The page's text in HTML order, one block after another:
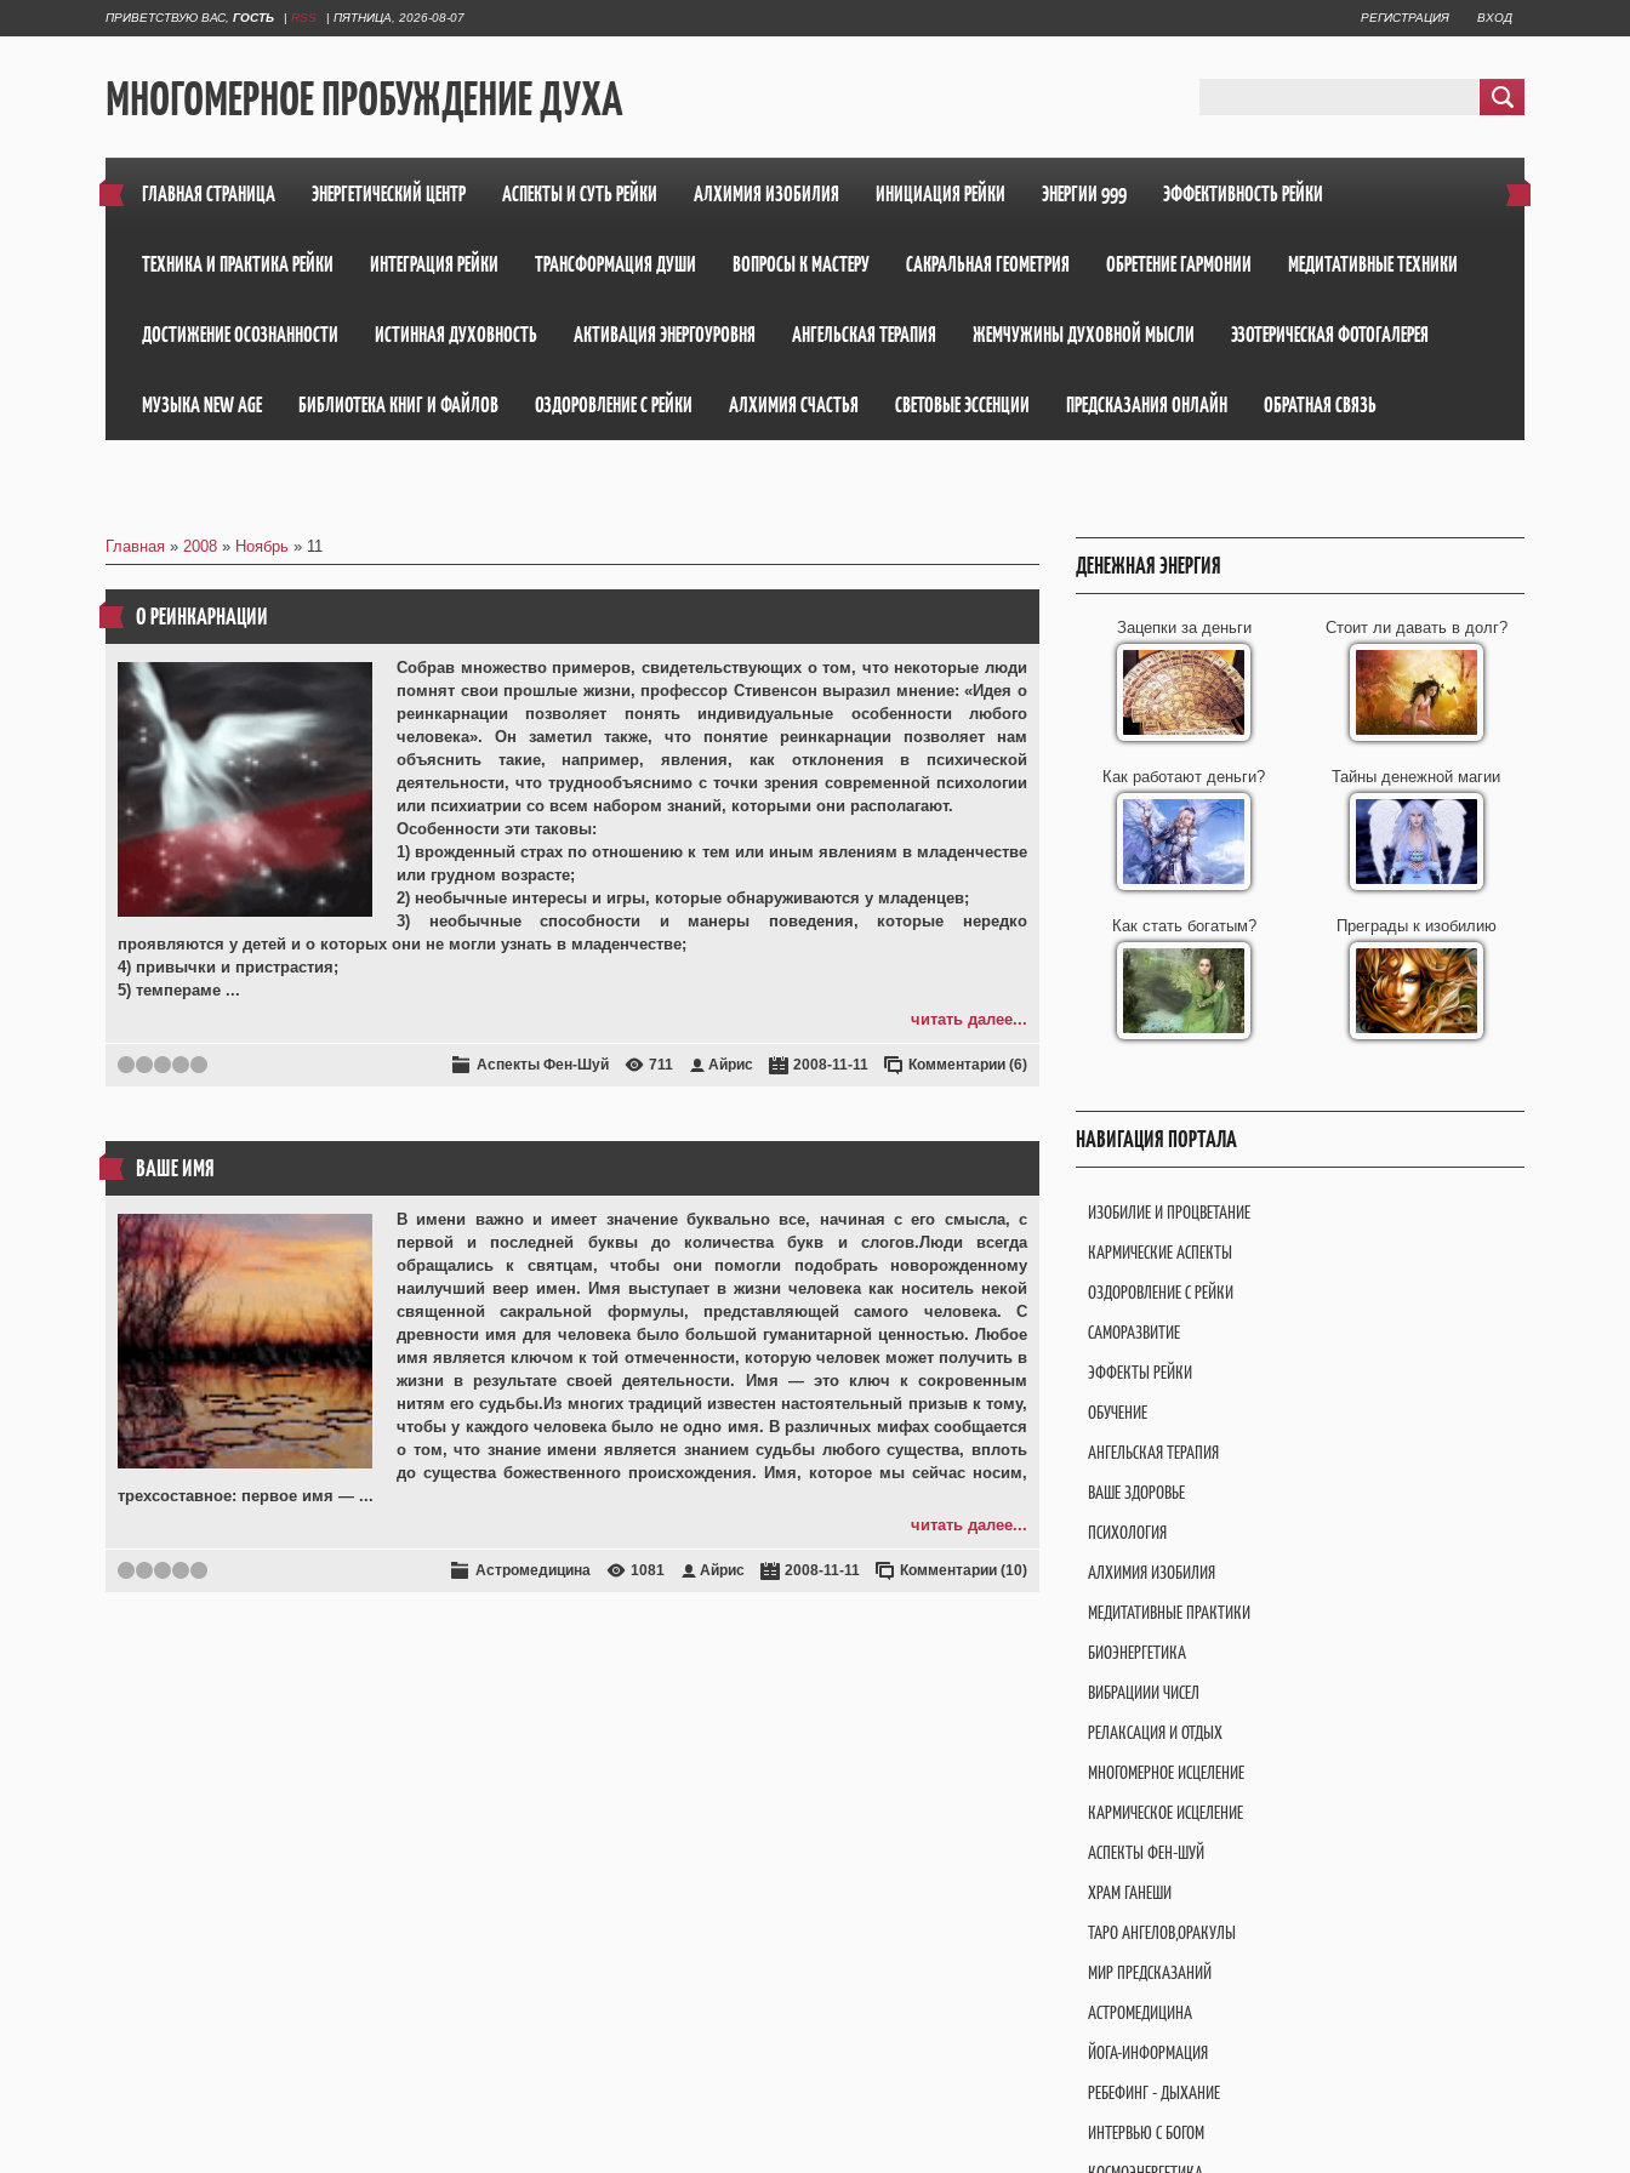
ПРИВЕТСТВУЮ ВАС ГОСТЬ | RSS | ПЯТНИЦА, 2026-08-07 РЕГИСТРАЦИЯ ВХОД
МНОГОМЕРНОЕ ПРОБУЖДЕНИЕ ДУХА
ГЛАВНАЯ СТРАНИЦА ЭНЕРГЕТИЧЕСКИЙ ЦЕНТР АСПЕКТЫ И СУТЬ РЕЙКИ АЛХИМИЯ ИЗОБИЛИЯ ИНИЦИАЦИЯ РЕЙКИ ЭНЕРГИИ 999 ЭФФЕКТИВНОСТЬ РЕЙКИ
ТЕХНИКА И ПРАКТИКА РЕЙКИ ИНТЕГРАЦИЯ РЕЙКИ ТРАНСФОРМАЦИЯ ДУШИ ВОПРОСЫ К МАСТЕРУ САКРАЛЬНАЯ ГЕОМЕТРИЯ ОБРЕТЕНИЕ ГАРМОНИИ МЕДИТАТИВНЫЕ ТЕХНИКИ
ДОСТИЖЕНИЕ ОСОЗНАННОСТИ ИСТИННАЯ ДУХОВНОСТЬ АКТИВАЦИЯ ЭНЕРГОУРОВНЯ АНГЕЛЬСКАЯ ТЕРАПИЯ ЖЕМЧУЖИНЫ ДУХОВНОЙ МЫСЛИ ЭЗОТЕРИЧЕСКАЯ ФОТОГАЛЕРЕЯ
МУЗЫКА NEW AGE БИБЛИОТЕКА КНИГ И ФАЙЛОВ ОЗДОРОВЛЕНИЕ С РЕЙКИ АЛХИМИЯ СЧАСТЬЯ СВЕТОВЫЕ ЭССЕНЦИИ ПРЕДСКАЗАНИЯ ОНЛАЙН ОБРАТНАЯ СВЯЗЬ
Главная » 2008 » Ноябрь » 11
О РЕИНКАРНАЦИИ
Собрав множество примеров, свидетельствующих о том, что некоторые люди
помнят свои прошлые жизни, профессор Стивенсон выразил мнение: «Идея о
реинкарнации позволяет понять индивидуальные особенности любого
человека». Он заметил также, что понятие реинкарнации позволяет нам
объяснить такие, например, явления, как отклонения в психической
деятельности, что труднообъяснимо с точки зрения современной психологии
или психиатрии со всем набором знаний, которыми они располагают.
Особенности эти таковы:
1) врожденный страх по отношению к тем или иным явлениям в младенчестве
или грудном возрасте;
2) необычные интересы и игры, которые обнаруживаются у младенцев;
3) необычные способности и манеры поведения, которые нередко
проявляются у детей и о которых они не могли узнать в младенчестве;
4) привычки и пристрастия;
5) темпераме ...
читать далее...
Аспекты Фен-Шуй 711 Айрис 2008-11-11 Комментарии (6)
ВАШЕ ИМЯ
В имени важно и имеет значение буквально все, начиная с его смысла, с
первой и последней буквы до количества букв и слогов.Люди всегда
обращались к святцам, чтобы они помогли подобрать новорожденному
наилучший веер имен. Имя выступает в жизни человека как носитель некой
священной сакральной формулы, представляющей самого человека. С
древности имя для человека было большой гуманитарной ценностью. Любое
имя является ключом к той отмеченности, которую человек может получить в
жизни в результате своей деятельности. Имя — это ключ к сокровенным
нитям его судьбы.Из многих традиций известен настоятельный призыв к тому,
чтобы у каждого человека было не одно имя. В различных мифах сообщается
о том, что знание имени является знанием судьбы любого существа, вплоть
до существа божественного происхождения. Имя, которое мы сейчас носим,
трехсоставное: первое имя — ...
читать далее...
Астромедицина 1081 Айрис 2008-11-11 Комментарии (10)
ДЕНЕЖНАЯ ЭНЕРГИЯ
Зацепки за деньги Стоит ли давать в долг?
Как работают деньги? Тайны денежной магии
Как стать богатым? Преграды к изобилию
НАВИГАЦИЯ ПОРТАЛА
ИЗОБИЛИЕ И ПРОЦВЕТАНИЕ
КАРМИЧЕСКИЕ АСПЕКТЫ
ОЗДОРОВЛЕНИЕ С РЕЙКИ
САМОРАЗВИТИЕ
ЭФФЕКТЫ РЕЙКИ
ОБУЧЕНИЕ
АНГЕЛЬСКАЯ ТЕРАПИЯ
ВАШЕ ЗДОРОВЬЕ
ПСИХОЛОГИЯ
АЛХИМИЯ ИЗОБИЛИЯ
МЕДИТАТИВНЫЕ ПРАКТИКИ
БИОЭНЕРГЕТИКА
ВИБРАЦИИИ ЧИСЕЛ
РЕЛАКСАЦИЯ И ОТДЫХ
МНОГОМЕРНОЕ ИСЦЕЛЕНИЕ
КАРМИЧЕСКОЕ ИСЦЕЛЕНИЕ
АСПЕКТЫ ФЕН-ШУЙ
ХРАМ ГАНЕШИ
ТАРО АНГЕЛОВ,ОРАКУЛЫ
МИР ПРЕДСКАЗАНИЙ
АСТРОМЕДИЦИНА
ЙОГА-ИНФОРМАЦИЯ
РЕБЕФИНГ - ДЫХАНИЕ
ИНТЕРВЬЮ С БОГОМ